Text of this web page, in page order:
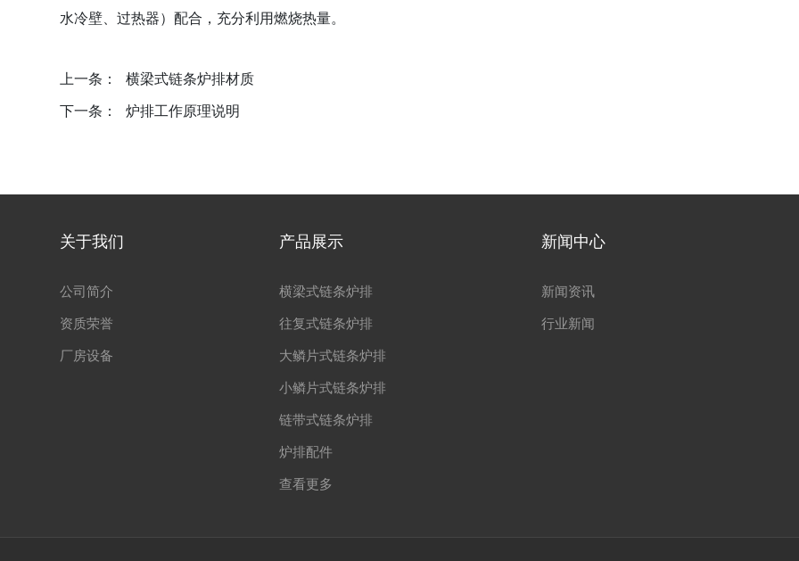
水冷壁、过热器）配合，充分利用燃烧热量。
上一条： 横梁式链条炉排材质
下一条： 炉排工作原理说明
关于我们
公司简介
资质荣誉
厂房设备
产品展示
横梁式链条炉排
往复式链条炉排
大鳞片式链条炉排
小鳞片式链条炉排
链带式链条炉排
炉排配件
查看更多
新闻中心
新闻资讯
行业新闻